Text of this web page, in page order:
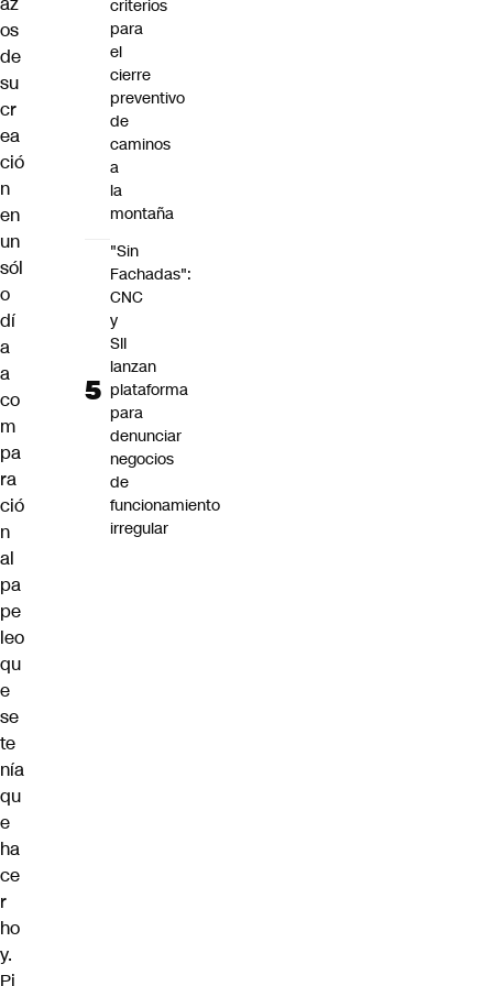
os
de
su
cr
ea
ció
n
en
un
sól
o
dí
a
a
co
m
pa
ra
ció
n
al
pa
pe
leo
qu
e
se
te
nía
qu
e
ha
ce
r
ho
y.
Pi
criterios
para
el
cierre
preventivo
de
caminos
a
la
montaña
"Sin
Fachadas":
CNC
y
SII
lanzan
plataforma
para
denunciar
negocios
de
funcionamiento
irregular